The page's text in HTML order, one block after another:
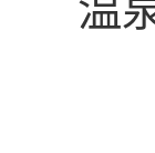
温